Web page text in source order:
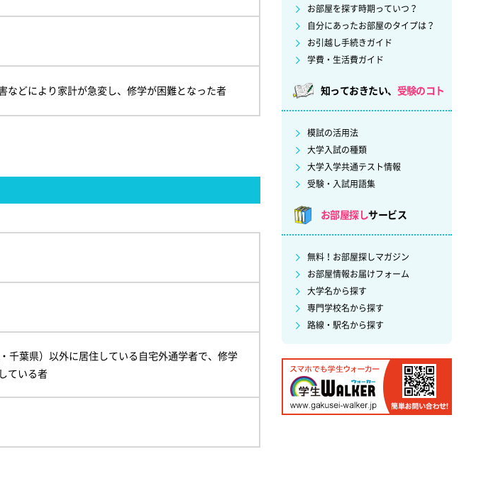
などにより家計が急変し、修学が困難となった者
千葉県）以外に居住している自宅外通学者で、修学
ている者
お部屋を探す時期っていつ？
自分にあったお部屋のタイプは？
お引越し手続きガイド
学費・生活費ガイド
知っておきたい、 受験のコト
模試の活用法
大学入試の種類
大学入学共通テスト情報
受験・入試用語集
お部屋探しサービス
無料！お部屋探しマガジン
お部屋情報お届けフォーム
大学名から探す
専門学校名から探す
路線・駅名から探す